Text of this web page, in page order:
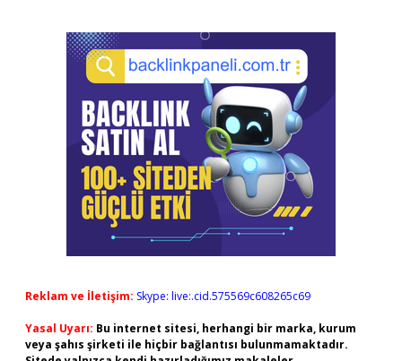
Reklam ve İletişim: Skype: live:.cid.575569c608265c69
Yasal Uyarı: Bu internet sitesi, herhangi bir marka, kurum
veya şahıs şirketi ile hiçbir bağlantısı bulunmamaktadır.